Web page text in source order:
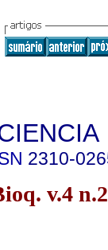
2310-
v.4